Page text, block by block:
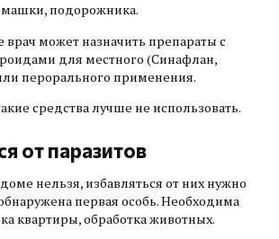
подорожника.
может назначить препараты с
для местного (Синафлан,
перорального применения.
средства лучше не использовать.
от паразитов
нельзя, избавляться от них нужно
первая особь. Необходима
квартиры, обработка животных.